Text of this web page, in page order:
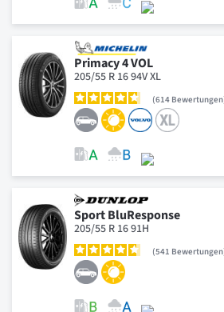
Primacy 4 VOL
205/55 R 16 94V XL
614 Bewertungen
Sport BluResponse
205/55 R 16 91H
541 Bewertungen